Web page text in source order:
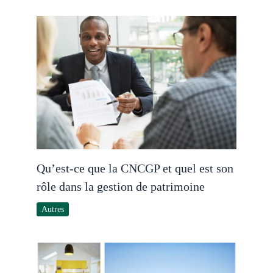
Qu’est-ce que la CNCGP et quel est son
rôle dans la gestion de patrimoine
Autres